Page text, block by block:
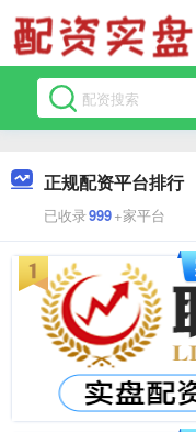
正规配资平台排行
已收录999+家平台